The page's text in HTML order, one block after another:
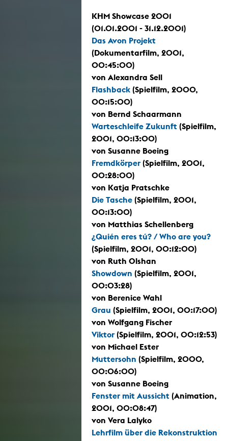
KHM Showcase 2001
(01.01.2001 - 31.12.2001)
Das Avon Projekt
(Dokumentarfilm, 2001,
00:45:00)
von Alexandra Sell
Flashback (Spielfilm, 2000,
00:15:00)
von Bernd Schaarmann
Warteschleife Zukunft (Spielfilm,
2001, 00:13:00)
von Susanne Boeing
Fremdkörper (Spielfilm, 2001,
00:28:00)
von Katja Pratschke
Die Tasche (Spielfilm, 2001,
00:13:00)
von Matthias Schellenberg
¿Quién eres tú? / Who are you?
(Spielfilm, 2001, 00:12:00)
von Ruth Olshan
Showdown (Spielfilm, 2001,
00:03:28)
von Berenice Wahl
Grau (Spielfilm, 2001, 00:17:00)
von Wolfgang Fischer
Viktor (Spielfilm, 2001, 00:12:53)
von Michael Ester
Muttersohn (Spielfilm, 2000,
00:06:00)
von Susanne Boeing
Fenster mit Aussicht (Animation,
2001, 00:08:47)
von Vera Lalyko
Lehrfilm über die Rekonstruktion